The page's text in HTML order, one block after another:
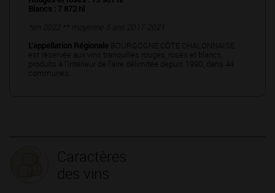
Blancs : 7 872 hl
*en 2022 ** moyenne 5 ans 2017-2021
L’appellation Régionale BOURGOGNE CÔTE CHALONNAISE
est réservée aux vins tranquilles rouges, rosés et blancs,
produits à l’intérieur de l’aire délimitée depuis 1990, dans 44
communes.
Caractères
des vins